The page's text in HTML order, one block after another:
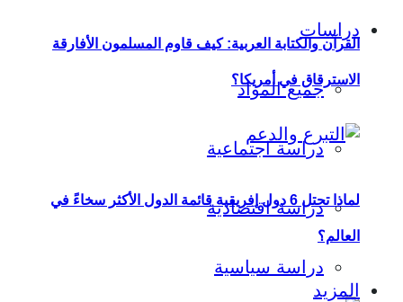
دراسات
جميع المواد
دراسة اجتماعية
دراسة اقتصادية
دراسة سياسية
القرآن والكتابة العربية: كيف قاوم المسلمون الأفارقة
الاسترقاق في أمريكا؟
لماذا تحتل 6 دول إفريقية قائمة الدول الأكثر سخاءً في
العالم؟
المزيد